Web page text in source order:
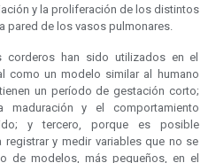
y la proliferación de los distintos
pared de los vasos pulmonares.
corderos han sido utilizados en el
como un modelo similar al humano
un período de gestación corto;
y el comportamiento
y tercero, porque es posible
registrar y medir variables que no se
de modelos, más pequeños, en el